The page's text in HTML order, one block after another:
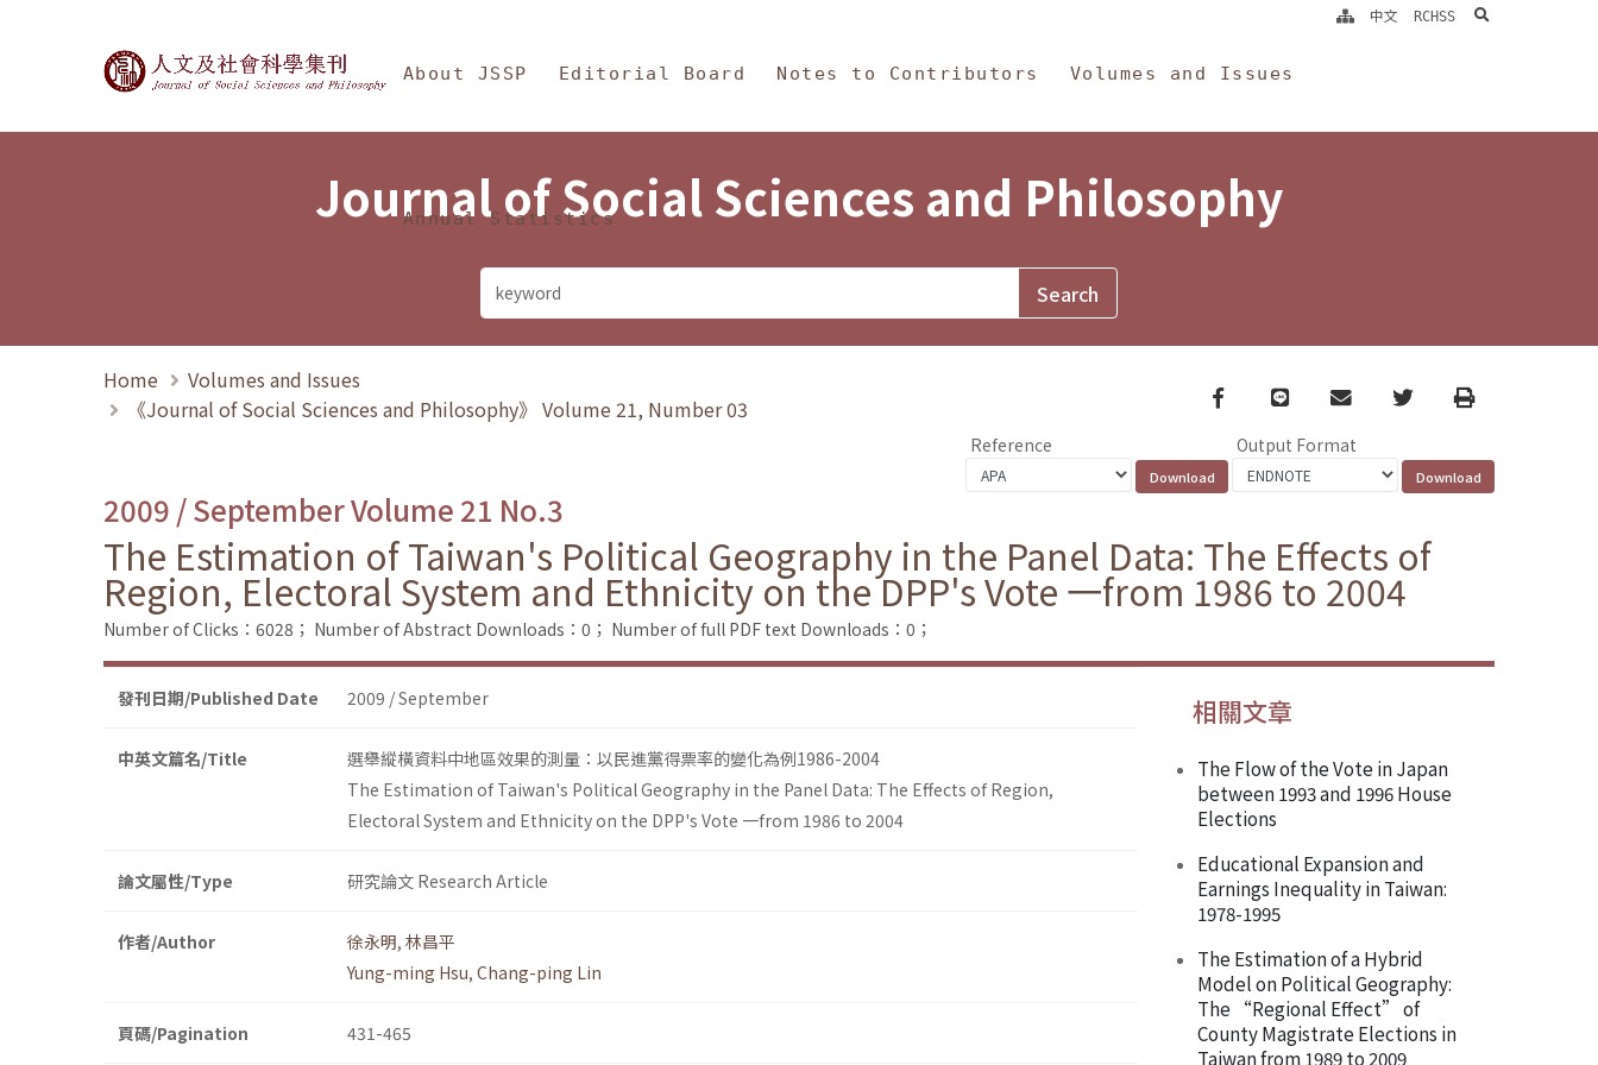
Journal of Social Sciences and Philosophy
About JSSP Editorial Board Notes to Contributors Volumes and Issues
Annual Statistics
中文 RCHSS search
Journal of Social Sciences and Philosophy
Home
Volumes and Issues
《Journal of Social Sciences and Philosophy》 Volume 21, Number 03
Facebook
line email TwitterPrint
Reference Output Format
2009 / September Volume 21 No.3
The Estimation of Taiwan's Political Geography in the Panel Data: The Effects of
Region, Electoral System and Ethnicity on the DPP's Vote 一from 1986 to 2004
Number of Clicks：6028； Number of Abstract Downloads：0； Number of full PDF text Downloads：0；
發刊日期/Published Date 2009 / September
中英文篇名/Title
選舉縱橫資料中地區效果的測量：以民進黨得票率的變化為例1986-2004
The Estimation of Taiwan's Political Geography in the Panel Data: The Effects of Region,
Electoral System and Ethnicity on the DPP's Vote 一from 1986 to 2004
論文屬性/Type 研究論文 Research Article
作者/Author 徐永明, 林昌平
Yung-ming Hsu, Chang-ping Lin
頁碼/Pagination 431-465
相關文章
The Flow of the Vote in Japan
between 1993 and 1996 House
Elections
Educational Expansion and
Earnings Inequality in Taiwan:
1978-1995
The Estimation of a Hybrid
Model on Political Geography:
The “Regional Effect” of
County Magistrate Elections in
Taiwan from 1989 to 2009